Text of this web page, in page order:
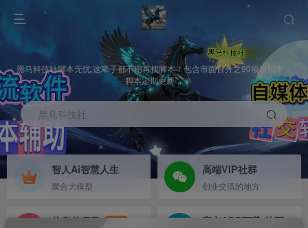
黑马科技社脚本无忧,这辈子都不用再找脚本！包含市面百分之90项目脚本，
脚本定期更新，
黑马科技社
智人Ai智慧人生
聚合大模型
高端VIP社群
创业交流的地方
信息差项目
NEW